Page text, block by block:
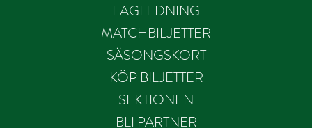
LAGLEDNING
MATCHBILJETTER
SÄSONGSKORT
KÖP BILJETTER
SEKTIONEN
BLI PARTNER